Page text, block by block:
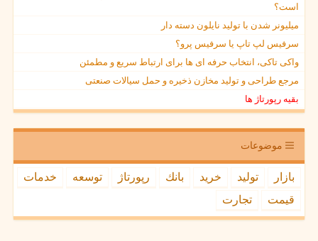
است؟
میلیونر شدن با تولید نایلون دسته دار
سرفیس لپ تاپ یا سرفیس پرو؟
واکی تاکی، انتخاب حرفه ای ها برای ارتباط سریع و مطمئن
مرجع طراحی و تولید مخازن ذخیره و حمل سیالات صنعتی
بقیه رپورتاژ ها
موضوعات
بازار تولید خرید بانك رپورتاژ توسعه
خدمات
قیمت
تجارت